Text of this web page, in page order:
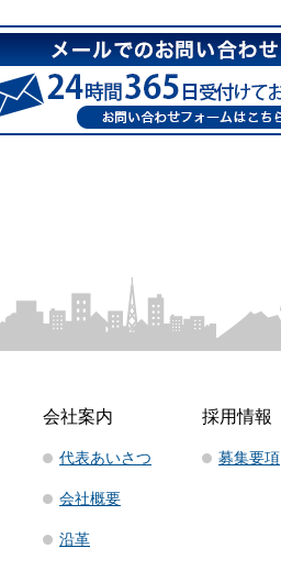
会社案内
代表あいさつ
会社概要
沿革
採用情報
募集要項